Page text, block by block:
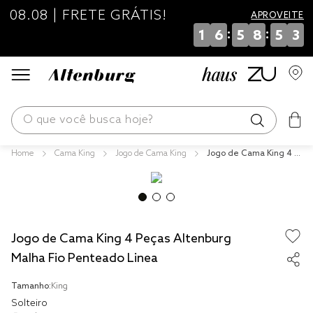
08.08 | FRETE GRÁTIS! APROVEITE
1 6 : 5 8 : 5 2
O que você busca hoje?
Cama King Jogo de Cama King
Jogo de Cama King 4 P
Jogo de Cama King 4 Peças Altenburg
Malha Fio Penteado Linea
Tamanho:King
Solteiro
fronha
jogos cama
travesseiro